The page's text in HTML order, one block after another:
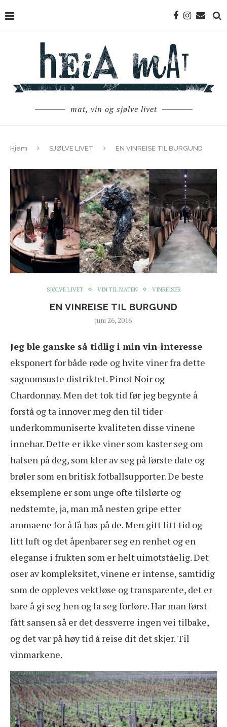
mat, vin og sjølve livet
Hjem SJØLVE LIVET EN VINREISE TIL BURGUND
SJØLVE LIVET VIN TIL MATEN VINREISER
EN VINREISE TIL BURGUND
juni 26, 2016
Jeg ble ganske så tidlig i min vin-interesse
eksponert for både røde og hvite viner fra dette
sagnomsuste distriktet. Pinot Noir og
Chardonnay. Men det tok tid før jeg begynte å
forstå og ta innover meg den til tider
underkommuniserte kvaliteten disse vinene
innehar. Dette er ikke viner som kaster seg om
halsen på deg, som kler av seg på første date og
brøler som en britisk fotballsupporter. De beste
eksemplene er som unge ofte tilslørte og
nedstemte, ja, man må nesten gripe etter
aromaene for å få has på de. Men gitt litt tid og
litt luft og det åpenbarer seg en renhet og en
eleganse i frukten som er helt uimotståelig. Det
oser av kompleksitet, vinene er intense, samtidig
som de oppleves vektløse og transparente, det er
bare å gi seg hen og la seg forføre. Har man først
fått sansen så er det dessverre ingen vei tilbake,
og det var på høy tid å reise dit det skjer. Til
vinmarkene.